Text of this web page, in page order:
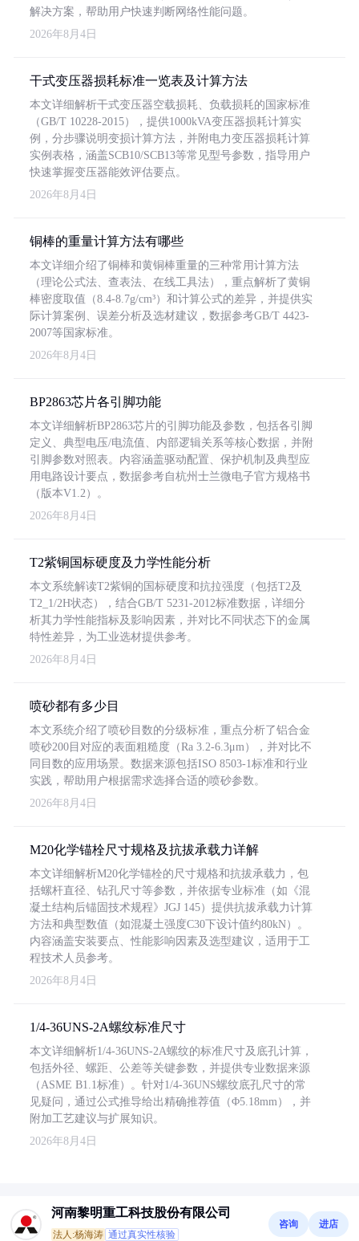
解决方案，帮助用户快速判断网络性能问题。
2026年8月4日
干式变压器损耗标准一览表及计算方法
本文详细解析干式变压器空载损耗、负载损耗的国家标准
（GB/T 10228-2015），提供1000kVA变压器损耗计算实
例，分步骤说明变损计算方法，并附电力变压器损耗计算
实例表格，涵盖SCB10/SCB13等常见型号参数，指导用户
快速掌握变压器能效评估要点。
2026年8月4日
铜棒的重量计算方法有哪些
本文详细介绍了铜棒和黄铜棒重量的三种常用计算方法
（理论公式法、查表法、在线工具法），重点解析了黄铜
棒密度取值（8.4-8.7g/cm³）和计算公式的差异，并提供实
际计算案例、误差分析及选材建议，数据参考GB/T 4423-
2007等国家标准。
2026年8月4日
BP2863芯片各引脚功能
本文详细解析BP2863芯片的引脚功能及参数，包括各引脚
定义、典型电压/电流值、内部逻辑关系等核心数据，并附
引脚参数对照表。内容涵盖驱动配置、保护机制及典型应
用电路设计要点，数据参考自杭州士兰微电子官方规格书
（版本V1.2）。
2026年8月4日
T2紫铜国标硬度及力学性能分析
本文系统解读T2紫铜的国标硬度和抗拉强度（包括T2及
T2_1/2H状态），结合GB/T 5231-2012标准数据，详细分
析其力学性能指标及影响因素，并对比不同状态下的金属
特性差异，为工业选材提供参考。
2026年8月4日
喷砂都有多少目
本文系统介绍了喷砂目数的分级标准，重点分析了铝合金
喷砂200目对应的表面粗糙度（Ra 3.2-6.3μm），并对比不
同目数的应用场景。数据来源包括ISO 8503-1标准和行业
实践，帮助用户根据需求选择合适的喷砂参数。
2026年8月4日
M20化学锚栓尺寸规格及抗拔承载力详解
本文详细解析M20化学锚栓的尺寸规格和抗拔承载力，包
括螺杆直径、钻孔尺寸等参数，并依据专业标准（如《混
凝土结构后锚固技术规程》JGJ 145）提供抗拔承载力计算
方法和典型数值（如混凝土强度C30下设计值约80kN）。
内容涵盖安装要点、性能影响因素及选型建议，适用于工
程技术人员参考。
2026年8月4日
1/4-36UNS-2A螺纹标准尺寸
本文详细解析1/4-36UNS-2A螺纹的标准尺寸及底孔计算，
包括外径、螺距、公差等关键参数，并提供专业数据来源
（ASME B1.1标准）。针对1/4-36UNS螺纹底孔尺寸的常
见疑问，通过公式推导给出精确推荐值（Φ5.18mm），并
附加工艺建议与扩展知识。
2026年8月4日
河南黎明重工科技股份有限公司
法人:杨海涛 通过真实性核验
咨询 进店